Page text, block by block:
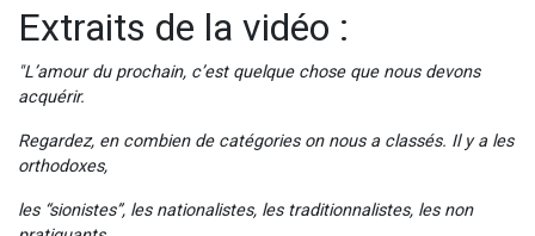
Extraits de la vidéo :
"L’amour du prochain, c’est quelque chose que nous devons
acquérir.
Regardez, en combien de catégories on nous a classés. Il y a les
orthodoxes,
les “sionistes”, les nationalistes, les traditionnalistes, les non